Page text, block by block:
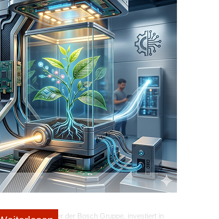
eintragen
share me! weiterleiten
Warum Ex-Zalando-Managerin Dr. Saskia
setzt
thyssenkrupp-Spin-off pacemaker.ai wagt
Venture Builder der Bosch Gruppe, investiert in